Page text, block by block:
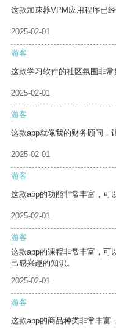
这款加速器VPM应用程序已
2025-02-01
游客
这款学习软件的社区氛围非常
2025-02-01
游客
这款app就像我的财务顾问，
2025-02-01
游客
这款app的功能非常丰富，可
2025-02-01
游客
这款app的课程非常丰富，可
己感兴趣的知识。
2025-02-01
游客
这款app的商品种类非常丰富